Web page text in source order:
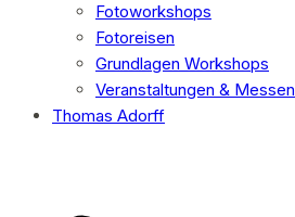
Fotoworkshops
Fotoreisen
Grundlagen Workshops
Veranstaltungen & Messen
Thomas Adorff